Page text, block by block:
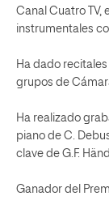
Canal Cuatro TV,
instrumentales
Ha dado
grupos de
Ha realizado
piano de C.
clave de G.F.
Ganador del